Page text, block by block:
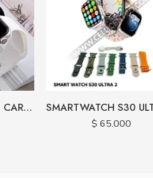
SMARTWATCH T500 CARGA CONTACTO
$ 65.000